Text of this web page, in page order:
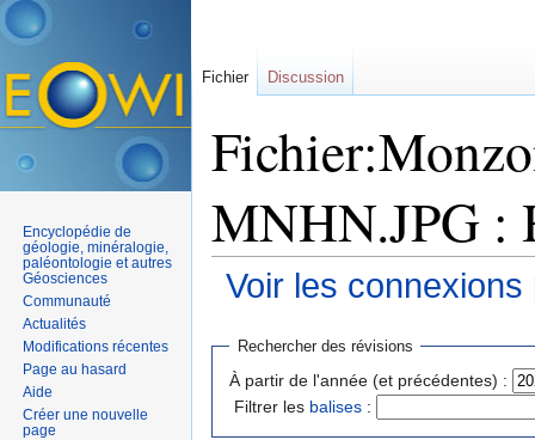
MNHN.JPG :
Voir les
Rechercher des révisions
À partir de l'année (et précédentes) :
Filtrer les balises :
Fichier Discussion
Encyclopédie de
géologie, minéralogie,
paléontologie et autres
Géosciences
Communauté
Actualités
Modifications récentes
Page au hasard
Aide
Créer une nouvelle
page